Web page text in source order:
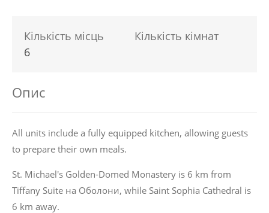
Кількість місць
6
Кількість кімнат
Опис
All units include a fully equipped kitchen, allowing guests
to prepare their own meals.
St. Michael's Golden-Domed Monastery is 6 km from
Tiffany Suite на Оболони, while Saint Sophia Cathedral is
6 km away.